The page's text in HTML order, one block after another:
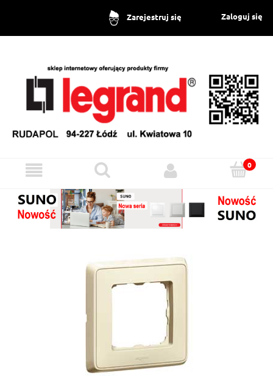
Zarejestruj się Zaloguj się